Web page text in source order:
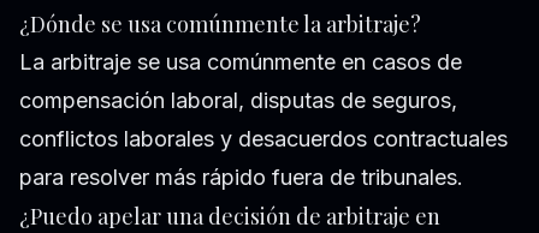
¿Dónde se usa comúnmente la arbitraje?
La arbitraje se usa comúnmente en casos de
compensación laboral, disputas de seguros,
conflictos laborales y desacuerdos contractuales
para resolver más rápido fuera de tribunales.
¿Puedo apelar una decisión de arbitraje en